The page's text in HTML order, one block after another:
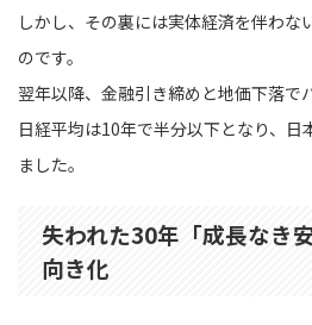
しかし、その裏には実体経済を伴わな
のです。
翌年以降、金融引き締めと地価下落で
日経平均は10年で半分以下となり、日
ました。
失われた30年「成長なき
向き化